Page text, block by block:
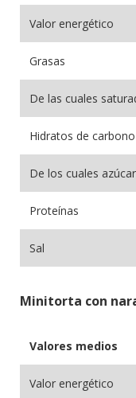
Valor energético
Grasas
De las cuales
Hidratos de carbono
De los cuales
Proteínas
Sal
Minitorta con
Valores medios
Valor energético